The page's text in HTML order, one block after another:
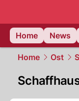
Home
News
Home Ost